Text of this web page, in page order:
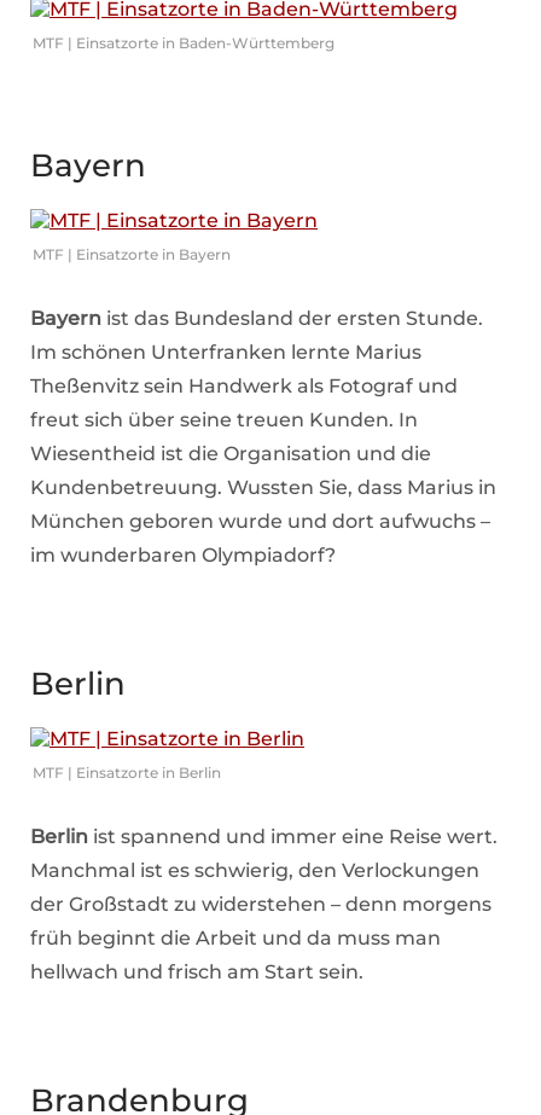
MTF | Einsatzorte in Baden-Württemberg
Bayern
MTF | Einsatzorte in Bayern
Bayern ist das Bundesland der ersten Stunde.
Im schönen Unterfranken lernte Marius
Theßenvitz sein Handwerk als Fotograf und
freut sich über seine treuen Kunden. In
Wiesentheid ist die Organisation und die
Kundenbetreuung. Wussten Sie, dass Marius in
München geboren wurde und dort aufwuchs –
im wunderbaren Olympiadorf?
Berlin
MTF | Einsatzorte in Berlin
Berlin ist spannend und immer eine Reise wert.
Manchmal ist es schwierig, den Verlockungen
der Großstadt zu widerstehen – denn morgens
früh beginnt die Arbeit und da muss man
hellwach und frisch am Start sein.
Brandenburg